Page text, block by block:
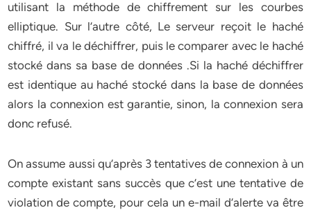
utilisant la méthode de chiffrement sur les courbes
elliptique. Sur l’autre côté, Le serveur reçoit le haché
chiffré, il va le déchiffrer, puis le comparer avec le haché
stocké dans sa base de données .Si la haché déchiffrer
est identique au haché stocké dans la base de données
alors la connexion est garantie, sinon, la connexion sera
donc refusé.
On assume aussi qu’après 3 tentatives de connexion à un
compte existant sans succès que c’est une tentative de
violation de compte, pour cela un e-mail d’alerte va être